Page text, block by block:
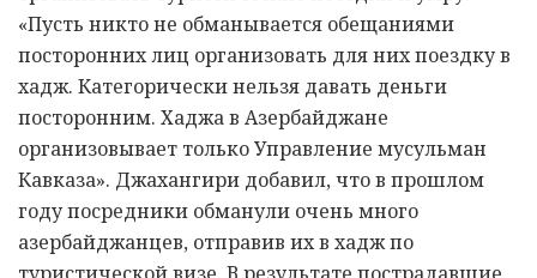
«Пусть никто не обманывается обещаниями
посторонних лиц организовать для них поездку в
хадж. Категорически нельзя давать деньги
посторонним. Хаджа в Азербайджане
организовывает только Управление мусульман
Кавказа». Джахангири добавил, что в прошлом
году посредники обманули очень много
азербайджанцев, отправив их в хадж по